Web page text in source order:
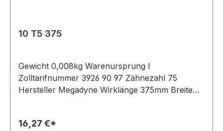
10 T5 375
Gewicht 0,008kg Warenursprung I
Zolltarifnummer 3926 90 97 Zähnezahl 75
Hersteller Megadyne Wirklänge 375mm Breite
Norm DIN 7721 antistatisch nein
16,27 €*